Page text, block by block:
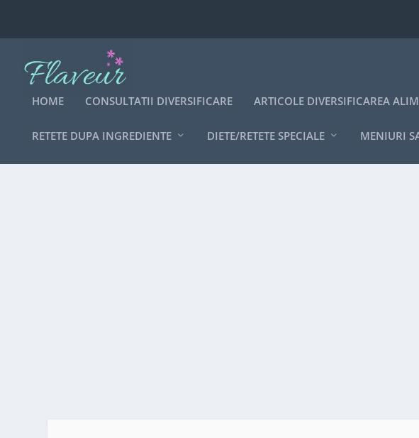
HOME CONSULTATII DIVERSIFICARE ARTICOLE DIVERSIFICAREA
RETETE DUPA INGREDIENTE DIETE/RETETE SPECIALE MENIURI